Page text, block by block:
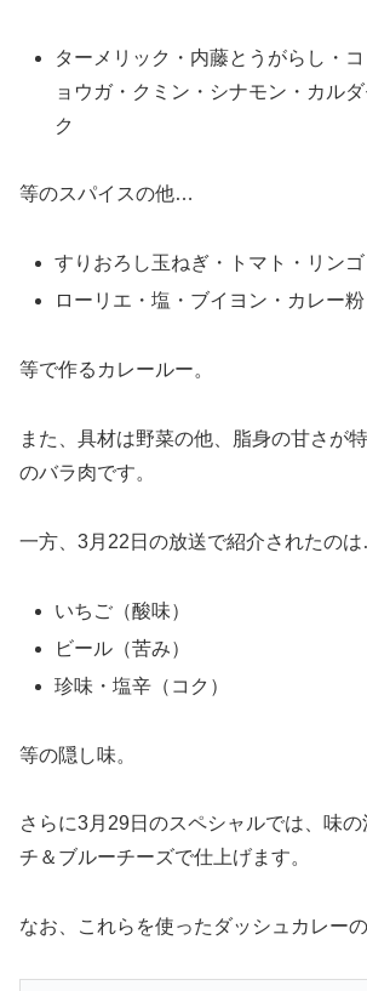
ターメリック・内藤とうがらし・
ョウガ・クミン・シナモン・カル
ク
等のスパイスの他…
すりおろし玉ねぎ・トマト・リン
ローリエ・塩・ブイヨン・カレー粉
等で作るカレールー。
また、具材は野菜の他、脂身の甘さが
のバラ肉です。
一方、3月22日の放送で紹介されたの
いちご（酸味）
ビール（苦み）
珍味・塩辛（コク）
等の隠し味。
さらに3月29日のスペシャルでは、味
チ＆ブルーチーズで仕上げます。
なお、これらを使ったダッシュカレー